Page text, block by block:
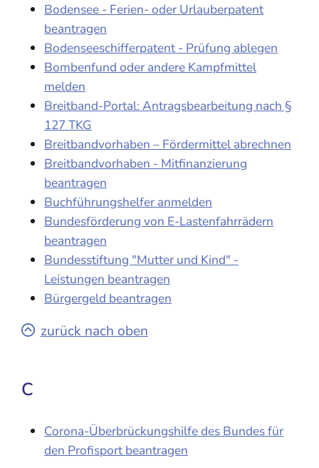
Bodensee - Ferien- oder Urlauberpatent
beantragen
Bodenseeschifferpatent - Prüfung ablegen
Bombenfund oder andere Kampfmittel
melden
Breitband-Portal: Antragsbearbeitung nach §
127 TKG
Breitbandvorhaben – Fördermittel abrechnen
Breitbandvorhaben - Mitfinanzierung
beantragen
Buchführungshelfer anmelden
Bundesförderung von E-Lastenfahrrädern
beantragen
Bundesstiftung "Mutter und Kind" -
Leistungen beantragen
Bürgergeld beantragen
zurück nach oben
C
Corona-Überbrückungshilfe des Bundes für
den Profisport beantragen